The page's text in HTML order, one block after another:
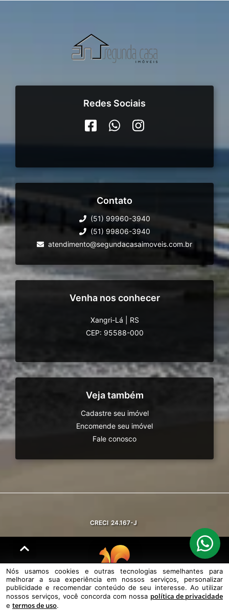
Redes Sociais
Contato
(51) 99960-3940
(51) 99806-3940
atendimento@segundacasaimoveis.com.br
Venha nos conhecer
Xangri-Lá
RS
CEP: 95588-000
Veja também
Cadastre seu imóvel
Encomende seu imóvel
Fale conosco
CRECI 24.167-J
© DESENVOLVIDO PELAAGIL.NET
Nós usamos cookies e outras tecnologias semelhantes para melhorar a
sua experiência em nossos serviços, personalizar publicidade e
Nós usamos cookies e outras tecnologias semelhantes para
melhorar a sua experiência em nossos serviços, personalizar
publicidade e recomendar conteúdo de seu interesse. Ao utilizar
nossos serviços, você concorda com nossa política de privacidade
e termos de uso.